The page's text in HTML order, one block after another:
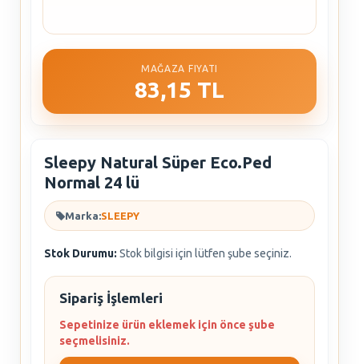
MAĞAZA FIYATI
83,15 TL
Sleepy Natural Süper Eco.Ped
Normal 24 lü
Marka:SLEEPY
Stok Durumu: Stok bilgisi için lütfen şube seçiniz.
Sipariş İşlemleri
Sepetinize ürün eklemek için önce şube
seçmelisiniz.